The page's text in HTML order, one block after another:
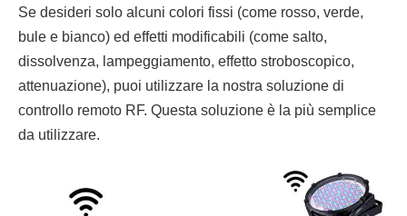
Se desideri solo alcuni colori fissi (come rosso, verde,
bule e bianco) ed effetti modificabili (come salto,
dissolvenza, lampeggiamento, effetto stroboscopico,
attenuazione), puoi utilizzare la nostra soluzione di
controllo remoto RF. Questa soluzione è la più semplice
da utilizzare.